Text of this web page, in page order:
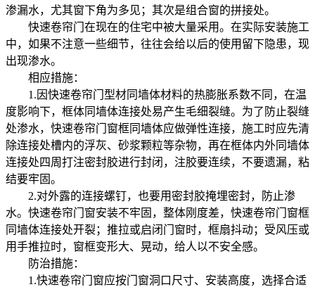
渗漏水，尤其窗下角为多见；其次是组合窗的拼接处。
快速卷帘门在现在的住宅中被大量采用。在实际安装施工
中，如果不注意一些细节，往往会给以后的使用留下隐患，现
出现渗水。
相应措施：
1.因快速卷帘门型材同墙体材料的热膨胀系数不同，在温
度影响下，框体同墙体连接处易产生毛细裂缝。为了防止裂缝
处渗水，快速卷帘门窗框同墙体应做弹性连接，施工时应先清
除连接处槽内的浮灰、砂浆颗粒等杂物，再在框体内外同墙体
连接处四周打注密封胶进行封闭，注胶要连续，不要遗漏，粘
结要牢固。
2.对外露的连接螺钉，也要用密封胶掩埋密封，防止渗
水。快速卷帘门窗安装不牢固，整体刚度差，快速卷帘门窗框
同墙体连接处开裂；推拉或启闭门窗时，框扇抖动；受风压或
用手推拉时，窗框变形大、晃动，给人以不安全感。
防治措施：
1.快速卷帘门窗应按门窗洞口尺寸、安装高度，选择合适